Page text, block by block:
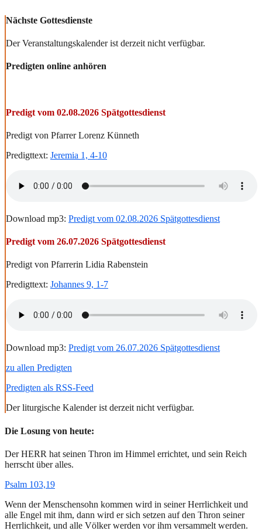
Nächste Gottesdienste
Der Veranstaltungskalender ist derzeit nicht verfügbar.
Predigten online anhören
Predigt vom 02.08.2026 Spätgottesdienst
Predigt von Pfarrer Lorenz Künneth
Predigttext: Jeremia 1, 4-10
Download mp3: Predigt vom 02.08.2026 Spätgottesdienst
Predigt vom 26.07.2026 Spätgottesdienst
Predigt von Pfarrerin Lidia Rabenstein
Predigttext: Johannes 9, 1-7
Download mp3: Predigt vom 26.07.2026 Spätgottesdienst
zu allen Predigten
Predigten als RSS-Feed
Der liturgische Kalender ist derzeit nicht verfügbar.
Die Losung von heute:
Der HERR hat seinen Thron im Himmel errichtet, und sein Reich
herrscht über alles.
Psalm 103,19
Wenn der Menschensohn kommen wird in seiner Herrlichkeit und
alle Engel mit ihm, dann wird er sich setzen auf den Thron seiner
Herrlichkeit, und alle Völker werden vor ihm versammelt werden.